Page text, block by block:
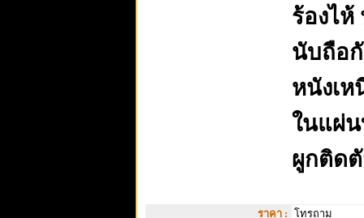
ร้องไ
นับถือ
หนังเ
ในแผ่
ผูกติด
ราคา : โทรถาม